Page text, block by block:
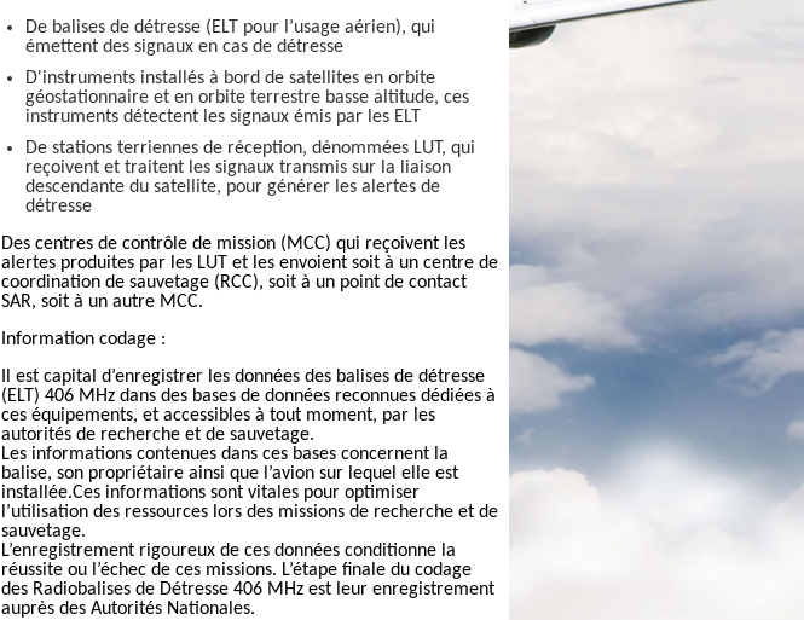
De balises de détresse (ELT pour l’usage aérien), qui
émettent des signaux en cas de détresse
D'instruments installés à bord de satellites en orbite
géostationnaire et en orbite terrestre basse altitude, ces
instruments détectent les signaux émis par les ELT
De stations terriennes de réception, dénommées LUT, qui
reçoivent et traitent les signaux transmis sur la liaison
descendante du satellite, pour générer les alertes de
détresse
Des centres de contrôle de mission (MCC) qui reçoivent les
alertes produites par les LUT et les envoient soit à un centre de
coordination de sauvetage (RCC), soit à un point de contact
SAR, soit à un autre MCC.
Information codage :
Il est capital d’enregistrer les données des balises de détresse
(ELT) 406 MHz dans des bases de données reconnues dédiées à
ces équipements, et accessibles à tout moment, par les
autorités de recherche et de sauvetage.
Les informations contenues dans ces bases concernent la
balise, son propriétaire ainsi que l’avion sur lequel elle est
installée.Ces informations sont vitales pour optimiser
l’utilisation des ressources lors des missions de recherche et de
sauvetage.
L’enregistrement rigoureux de ces données conditionne la
réussite ou l’échec de ces missions. L’étape finale du codage
des Radiobalises de Détresse 406 MHz est leur enregistrement
auprès des Autorités Nationales.